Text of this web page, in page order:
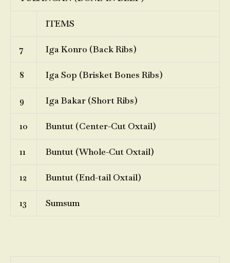
ITEMS
7 Iga Konro (Back Ribs)
8 Iga Sop (Brisket Bones Ribs)
9 Iga Bakar (Short Ribs)
10 Buntut (Center-Cut Oxtail)
11 Buntut (Whole-Cut Oxtail)
12 Buntut (End-tail Oxtail)
13 Sumsum